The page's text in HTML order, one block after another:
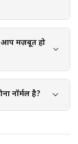
आप मज़बूत हो
नॉर्मल है?